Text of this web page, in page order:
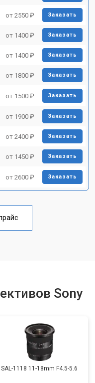
от 2550 ₽ Заказать
от 1400 ₽ Заказать
от 1400 ₽ Заказать
от 1800 ₽ Заказать
от 1500 ₽ Заказать
от 1900 ₽ Заказать
от 2400 ₽ Заказать
от 1450 ₽ Заказать
от 2600 ₽ Заказать
Sony
SAL-1118 11-18mm F4.5-5.6